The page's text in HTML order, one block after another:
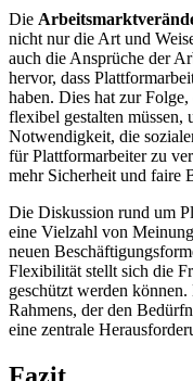
Die
nicht nur die Art und
auch die Ansprüche der
hervor, dass
haben. Dies hat zur
flexibel gestalten müssen,
Notwendigkeit, die
für Plattformarbeiter zu
mehr Sicherheit und faire
Die Diskussion rund um
eine Vielzahl von
neuen
Flexibilität stellt sich die
geschützt werden
Rahmens, der den
eine zentrale
Fazit